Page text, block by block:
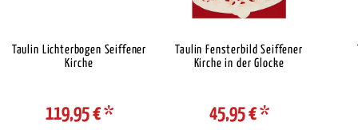
Taulin Lichterbogen Seiffener
Kirche
119,95 €*
Taulin Fensterbild Seiffener
Kirche in der Glocke
45,95 €*